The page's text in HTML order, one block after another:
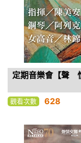
定期音樂會【聲
觀看次數 628